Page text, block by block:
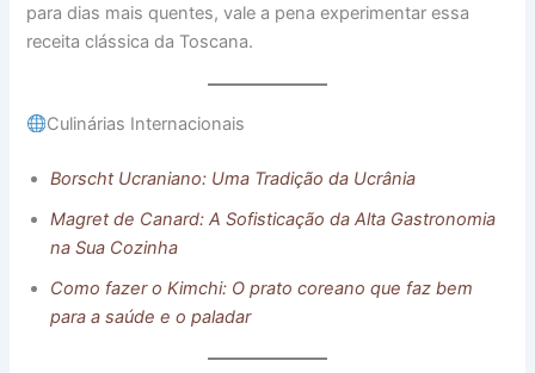
para dias mais quentes, vale a pena experimentar essa
receita clássica da Toscana.
Culinárias Internacionais
Borscht Ucraniano: Uma Tradição da Ucrânia
Magret de Canard: A Sofisticação da Alta Gastronomia
na Sua Cozinha
Como fazer o Kimchi: O prato coreano que faz bem
para a saúde e o paladar